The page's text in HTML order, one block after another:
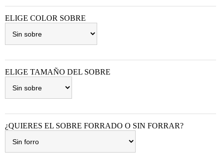
ELIGE COLOR SOBRE
ELIGE TAMAÑO DEL SOBRE
¿QUIERES EL SOBRE FORRADO O SIN FORRAR?